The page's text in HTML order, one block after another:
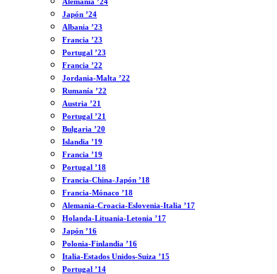
Japón ’24
Albania ’23
Francia ’23
Portugal ’23
Francia ’22
Jordania-Malta ’22
Rumanía ’22
Austria ’21
Portugal ’21
Bulgaria ’20
Islandia ’19
Francia ’19
Portugal ’18
Francia-China-Japón ’18
Francia-Mónaco ’18
Alemania-Croacia-Eslovenia-Italia ’17
Holanda-Lituania-Letonia ’17
Japón ’16
Polonia-Finlandia ’16
Italia-Estados Unidos-Suiza ’15
Portugal ’14